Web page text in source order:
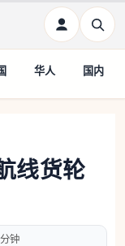
华人 国内
线货轮
钟